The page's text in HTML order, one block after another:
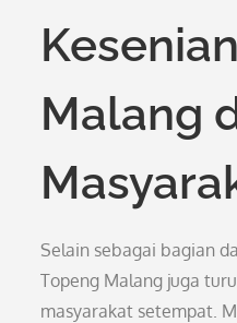
Malang
Selain sebagai bagian
Topeng Malang juga
masyarakat setempat.